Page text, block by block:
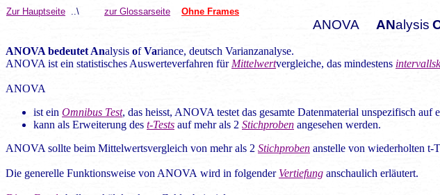
Zur Hauptseite ..\ zur Glossarseite Ohne Frames
ANOVA ANalysis
ANOVA bedeutet Analysis ofVariance, deutsch Varianzanalyse.
ANOVA ist ein statistisches Auswerteverfahren für Mittelwertvergleiche, das mindestens
ANOVA
ist ein Omnibus Test, das heisst, ANOVA testet das gesamte Datenmaterial unspezifisch auf
kann als Erweiterung des t-Tests auf mehr als 2 Stichproben angesehen werden.
ANOVA sollte beim Mittelwertsvergleich von mehr als 2 Stichproben anstelle von wiederholten t-
Die generelle Funktionsweise von ANOVA wird in folgender Vertiefung anschaulich erläutert.